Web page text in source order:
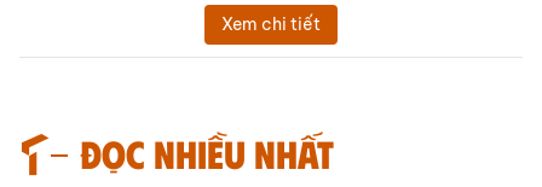
Xem chi tiết
Đọc nhiều nhất